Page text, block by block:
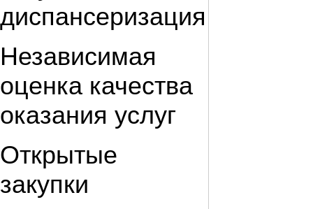
диспансеризация
Независимая
оценка качества
оказания услуг
Открытые
закупки